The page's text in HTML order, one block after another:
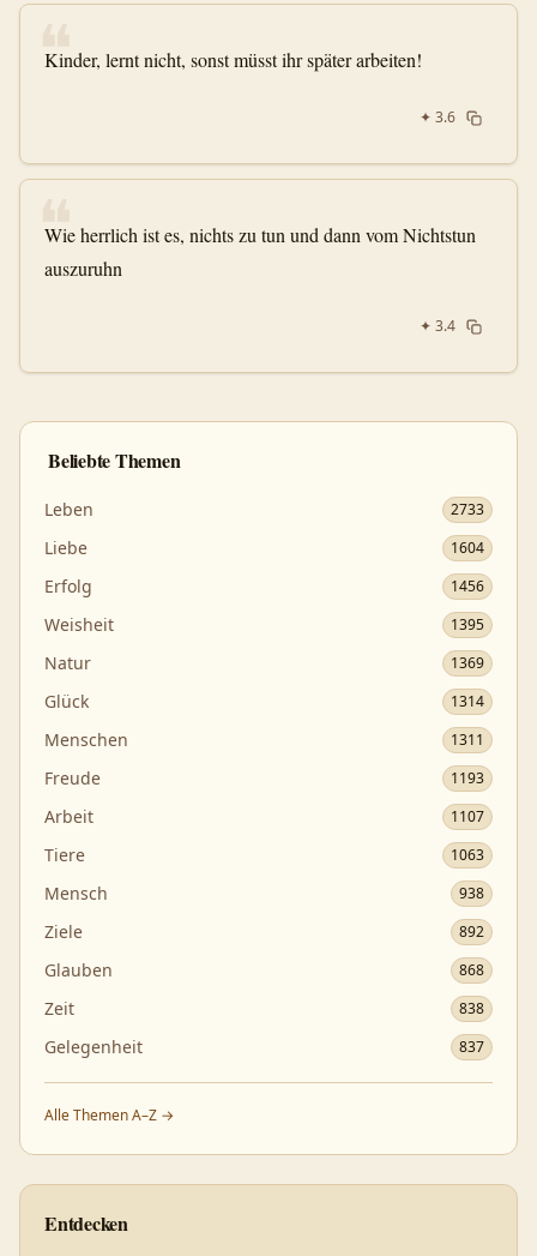
❝
Kinder, lernt nicht, sonst müsst ihr später arbeiten!
✦ 3.6
❝
Wie herrlich ist es, nichts zu tun und dann vom Nichtstun
auszuruhn
✦ 3.4
Beliebte Themen
Leben 2733
Liebe 1604
Erfolg 1456
Weisheit 1395
Natur 1369
Glück 1314
Menschen 1311
Freude 1193
Arbeit 1107
Tiere 1063
Mensch 938
Ziele 892
Glauben 868
Zeit 838
Gelegenheit 837
Alle Themen A–Z →
Entdecken